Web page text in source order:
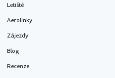
Letiště
Aerolinky
Zájezdy
Blog
Recenze